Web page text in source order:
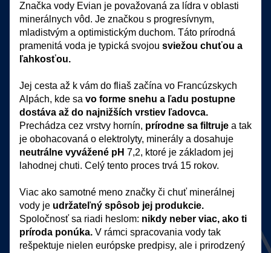
Značka vody Evian je považovaná za lídra v oblasti
minerálnych vôd. Je značkou s progresívnym,
mladistvým a optimistickým duchom. Táto prírodná
pramenitá voda je typická svojou sviežou chuťou a
ľahkosťou.
Jej cesta až k vám do fliaš začína vo Francúzskych
Alpách, kde sa vo forme snehu a ľadu postupne
dostáva až do najnižších vrstiev ľadovca.
Prechádza cez vrstvy hornín, prírodne sa filtruje a tak
neutrálne vyvážené pH 7,2, ktoré je základom jej
lahodnej chuti. Celý tento proces trvá 15 rokov.
Viac ako samotné meno značky či chuť minerálnej
vody je udržateľný spôsob jej produkcie.
Spoločnosť sa riadi heslom: nikdy neber viac, ako ti
príroda ponúka. V rámci spracovania vody tak
rešpektuje nielen európske predpisy, ale i prirodzený